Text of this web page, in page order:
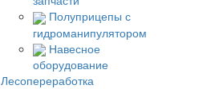
Полуприцепы с
гидроманипулятором
Навесное
оборудование
Лесопереработка